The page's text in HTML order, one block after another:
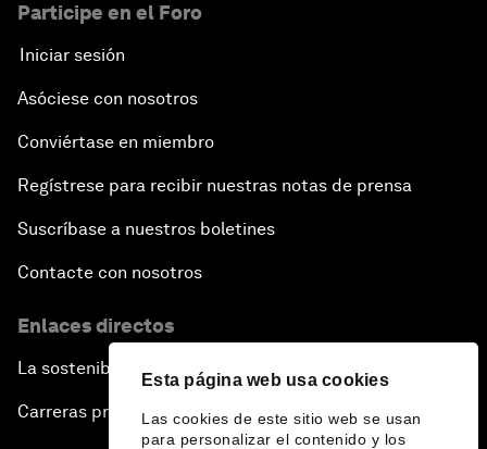
Esta página web usa cookies
Las cookies de este sitio web se usan
para personalizar el contenido y los
Participe en el Foro
Iniciar sesión
Asóciese con nosotros
Conviértase en miembro
Regístrese para recibir nuestras notas de prensa
Suscríbase a nuestros boletines
Contacte con nosotros
Enlaces directos
La sostenibilidad en el Foro
Carreras profesionales